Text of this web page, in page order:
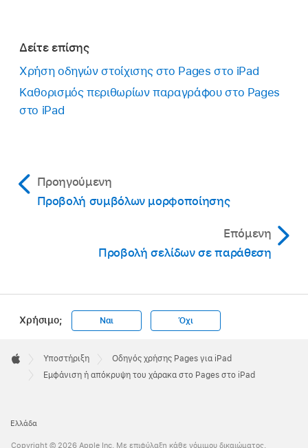
Δείτε επίσης
Χρήση οδηγών στοίχισης στο Pages στο iPad
Καθορισμός περιθωρίων παραγράφου στο Pages
στο iPad
Προηγούμενη
Προβολή συμβόλων μορφοποίησης
Επόμενη
Προβολή σελίδων σε παράθεση
Χρήσιμο; Ναι Όχι
Footer

Apple
Υποστήριξη
Οδηγός χρήσης Pages για iPad
Εμφάνιση ή απόκρυψη του χάρακα στο Pages στο iPad
Ελλάδα
Copyright © 2026 Apple Inc. Με επιφύλαξη κάθε νόμιμου δικαιώματος.